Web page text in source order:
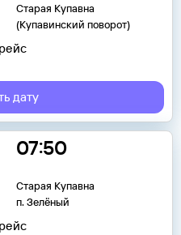
Старая Купавна
(Купавинский поворот)
дату
07:50
Старая Купавна
п. Зелёный